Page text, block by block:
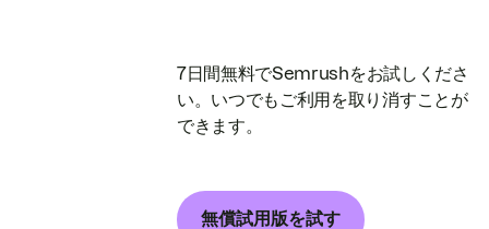
7日間無料でSemrushをお試しくださ
い。いつでもご利用を取り消すことが
できます。
無償試用版を試す